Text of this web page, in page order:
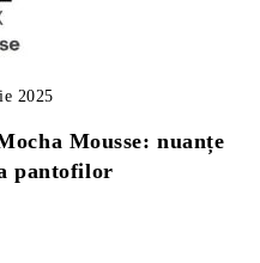
Mousse: nuanțe
pantofilor
2025